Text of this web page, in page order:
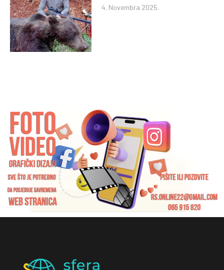
4. Novembra 2025.